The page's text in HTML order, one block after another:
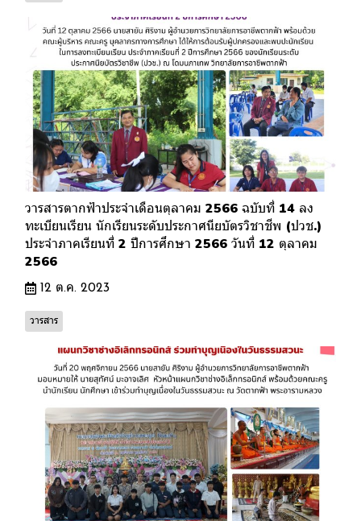
วารสารตากฟ้าประจำเดือนตุลาคม 2566 ฉบับที่ 14 ลง
ทะเบียนเรียน นักเรียนระดับประกาศนียบัตรวิชาชีพ (ปวช.)
ประจำภาคเรียนที่ 2 ปีการศึกษา 2566 วันที่ 12 ตุลาคม
2566
12 ต.ค. 2023
วารสาร